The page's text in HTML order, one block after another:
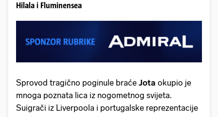
Hilala i Fluminensea
Sprovod tragično poginule braće Jota okupio je
mnoga poznata lica iz nogometnog svijeta.
Suigrači iz Liverpoola i portugalske reprezentacije